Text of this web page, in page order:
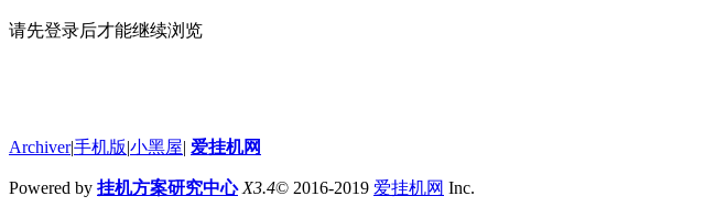
请先登录后才能继续浏览
Archiver|手机版|小黑屋| 爱挂机网
Powered by 挂机方案研究中心 X3.4© 2016-2019 爱挂机网 Inc.